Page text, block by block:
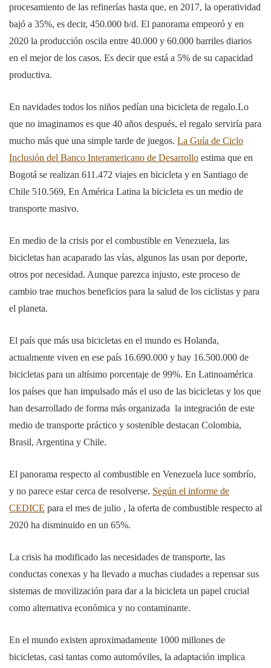
procesamiento de las refinerías hasta que, en 2017, la operatividad
bajó a 35%, es decir, 450.000 b/d. El panorama empeoró y en
2020 la producción oscila entre 40.000 y 60.000 barriles diarios
en el mejor de los casos. Es decir que está a 5% de su capacidad
productiva.
En navidades todos los niños pedían una bicicleta de regalo.Lo
que no imaginamos es que 40 años después, el regalo serviría para
mucho más que una simple tarde de juegos. La Guía de Ciclo
Inclusión del Banco Interamericano de Desarrollo estima que en
Bogotá se realizan 611.472 viajes en bicicleta y en Santiago de
Chile 510.569, En América Latina la bicicleta es un medio de
transporte masivo.
En medio de la crisis por el combustible en Venezuela, las
bicicletas han acaparado las vías, algunos las usan por deporte,
otros por necesidad. Aunque parezca injusto, este proceso de
cambio trae muchos beneficios para la salud de los ciclistas y para
el planeta.
El país que más usa bicicletas en el mundo es Holanda,
actualmente viven en ese país 16.690.000 y hay 16.500.000 de
bicicletas para un altísimo porcentaje de 99%. En Latinoamérica
los países que han impulsado más el uso de las bicicletas y los que
han desarrollado de forma más organizada la integración de este
medio de transporte práctico y sostenible destacan Colombia,
Brasil, Argentina y Chile.
El panorama respecto al combustible en Venezuela luce sombrío,
y no parece estar cerca de resolverse. Según el informe de
CEDICE para el mes de julio , la oferta de combustible respecto al
2020 ha disminuido en un 65%.
La crisis ha modificado las necesidades de transporte, las
conductas conexas y ha llevado a muchas ciudades a repensar sus
sistemas de movilización para dar a la bicicleta un papel crucial
como alternativa económica y no contaminante.
En el mundo existen aproximadamente 1000 millones de
bicicletas, casi tantas como automóviles, la adaptación implica